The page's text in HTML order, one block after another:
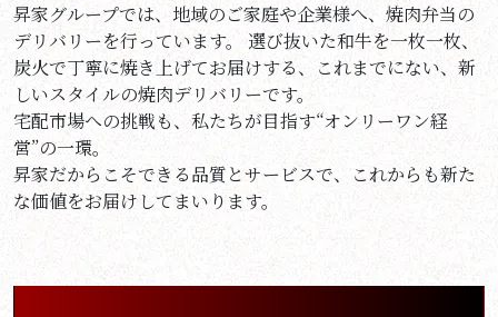
昇家グループでは、地域のご家庭や企業様へ、焼肉弁当の
デリバリーを行っています。 選び抜いた和牛を一枚一枚、
炭火で丁寧に焼き上げてお届けする、これまでにない、新
しいスタイルの焼肉デリバリーです。
宅配市場への挑戦も、私たちが目指す“オンリーワン経
営”の一環。
昇家だからこそできる品質とサービスで、これからも新た
な価値をお届けしてまいります。